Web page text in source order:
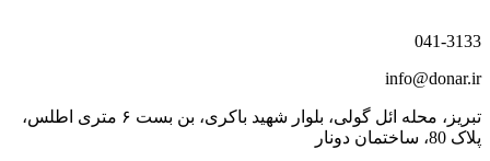
041-3133
info@donar.ir
تبریز، محله ائل گولی، بلوار شهید باکری، بن بست ۶ متری اطلس،
پلاک 80، ساختمان دونار